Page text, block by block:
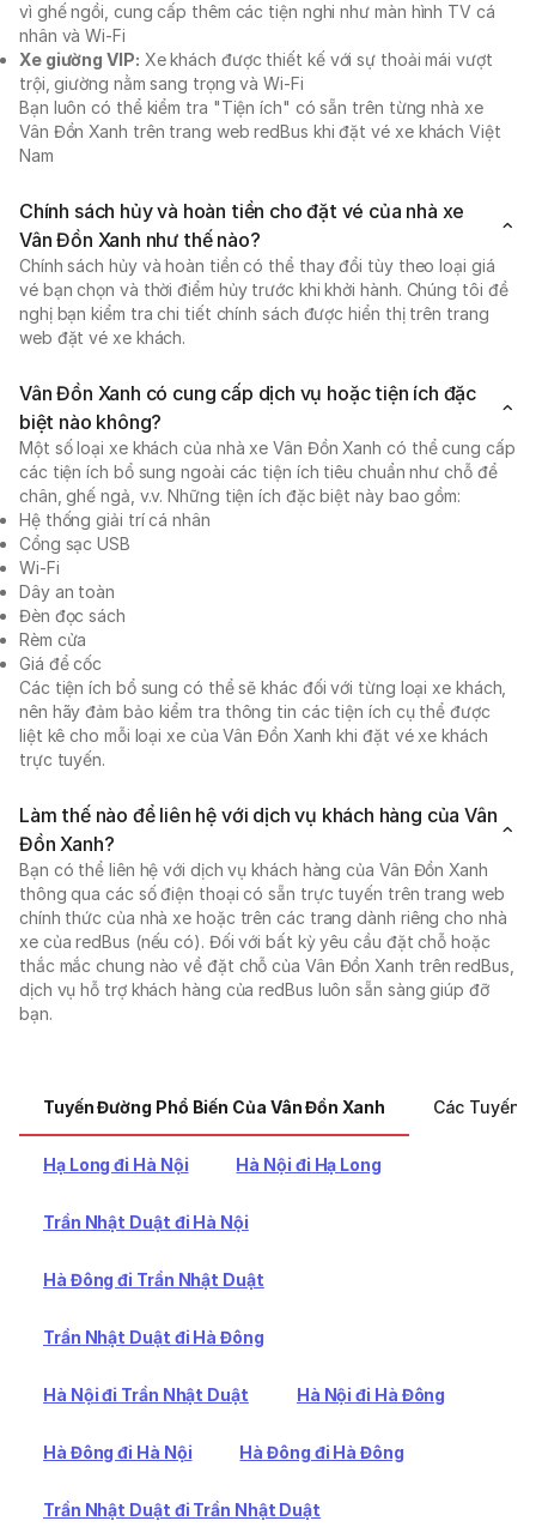
vì ghế ngồi, cung cấp thêm các tiện nghi như màn hình TV cá
nhân và Wi-Fi
Xe giường VIP: Xe khách được thiết kế với sự thoải mái vượt
trội, giường nằm sang trọng và Wi-Fi
Bạn luôn có thể kiểm tra "Tiện ích" có sẵn trên từng nhà xe
Vân Đồn Xanh trên trang web redBus khi đặt vé xe khách Việt
Nam
Chính sách hủy và hoàn tiền cho đặt vé của nhà xe
Vân Đồn Xanh như thế nào?
Chính sách hủy và hoàn tiền có thể thay đổi tùy theo loại giá
vé bạn chọn và thời điểm hủy trước khi khởi hành. Chúng tôi đề
nghị bạn kiểm tra chi tiết chính sách được hiển thị trên trang
web đặt vé xe khách.
Vân Đồn Xanh có cung cấp dịch vụ hoặc tiện ích đặc
biệt nào không?
Một số loại xe khách của nhà xe Vân Đồn Xanh có thể cung cấp
các tiện ích bổ sung ngoài các tiện ích tiêu chuẩn như chỗ để
chân, ghế ngả, v.v. Những tiện ích đặc biệt này bao gồm:
Hệ thống giải trí cá nhân
Cổng sạc USB
Wi-Fi
Dây an toàn
Đèn đọc sách
Rèm cửa
Giá để cốc
Các tiện ích bổ sung có thể sẽ khác đối với từng loại xe khách,
nên hãy đảm bảo kiểm tra thông tin các tiện ích cụ thể được
liệt kê cho mỗi loại xe của Vân Đồn Xanh khi đặt vé xe khách
trực tuyến.
Làm thế nào để liên hệ với dịch vụ khách hàng của Vân
Đồn Xanh?
Bạn có thể liên hệ với dịch vụ khách hàng của Vân Đồn Xanh
thông qua các số điện thoại có sẵn trực tuyến trên trang web
chính thức của nhà xe hoặc trên các trang dành riêng cho nhà
xe của redBus (nếu có). Đối với bất kỳ yêu cầu đặt chỗ hoặc
thắc mắc chung nào về đặt chỗ của Vân Đồn Xanh trên redBus,
dịch vụ hỗ trợ khách hàng của redBus luôn sẵn sàng giúp đỡ
bạn.
Tuyến Đường Phổ Biến Của Vân Đồn Xanh Các Tuyến
Hạ Long đi Hà Nội Hà Nội đi Hạ Long
Trần Nhật Duật đi Hà Nội
Hà Đông đi Trần Nhật Duật
Trần Nhật Duật đi Hà Đông
Hà Nội đi Trần Nhật Duật Hà Nội đi Hà Đông
Hà Đông đi Hà Nội Hà Đông đi Hà Đông
Trần Nhật Duật đi Trần Nhật Duật